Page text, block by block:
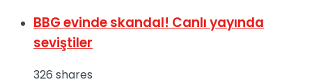
BBG evinde skandal! Canlı yayında
seviştiler
326 shares